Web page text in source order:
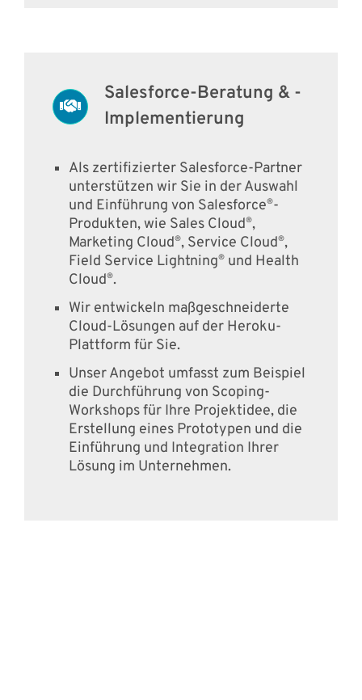
Salesforce-Beratung & -
Implementierung
Als zertifizierter Salesforce-Partner
unterstützen wir Sie in der Auswahl
und Einführung von Salesforce®-
Produkten, wie Sales Cloud®,
Marketing Cloud®, Service Cloud®,
Field Service Lightning® und Health
Cloud®.
Wir entwickeln maßgeschneiderte
Cloud-Lösungen auf der Heroku-
Plattform für Sie.
Unser Angebot umfasst zum Beispiel
die Durchführung von Scoping-
Workshops für Ihre Projektidee, die
Erstellung eines Prototypen und die
Einführung und Integration Ihrer
Lösung im Unternehmen.